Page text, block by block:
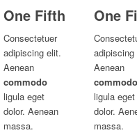
One Fifth
Consectetuer
adipiscing elit.
Aenean
commodo
ligula eget
dolor. Aenean
massa.
One
adipiscing
Aenean
commodo
ligula eget
dolor.
massa.